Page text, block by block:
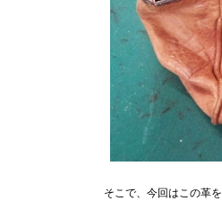
そこで、今回はこの革